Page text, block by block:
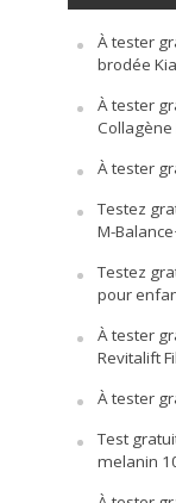
À tester
brodée
À tester
Collagène
À tester
Testez
M-
Testez
pour
À tester
Revitalift
À tester
Test
melanin